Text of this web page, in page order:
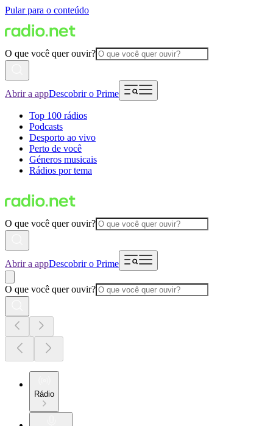
Pular para o conteúdo
O que você quer ouvir?
Abrir a appDescobrir o Prime
Top 100 rádios
Podcasts
Desporto ao vivo
Perto de você
Géneros musicais
Rádios por tema
O que você quer ouvir?
Abrir a appDescobrir o Prime
O que você quer ouvir?
Rádio